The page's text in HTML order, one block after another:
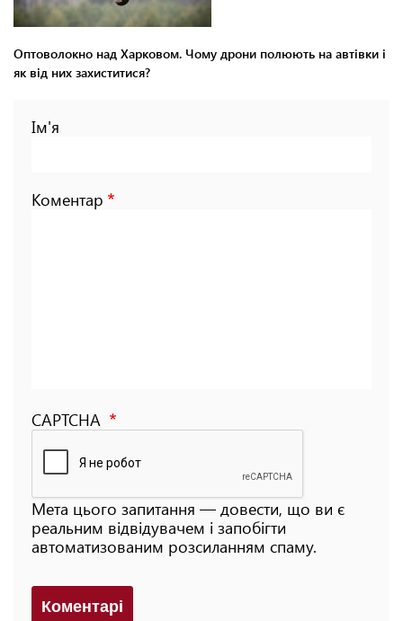
Оптоволокно над Харковом. Чому дрони полюють на автівки і
як від них захиститися?
Ім'я
Коментар
CAPTCHA
Мета цього запитання — довести, що ви є
реальним відвідувачем і запобігти
автоматизованим розсиланням спаму.
Коментарi